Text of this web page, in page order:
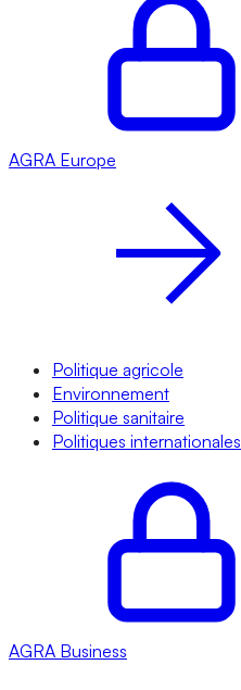
AGRA Europe
Politique agricole
Environnement
Politique sanitaire
Politiques internationales
AGRA Business